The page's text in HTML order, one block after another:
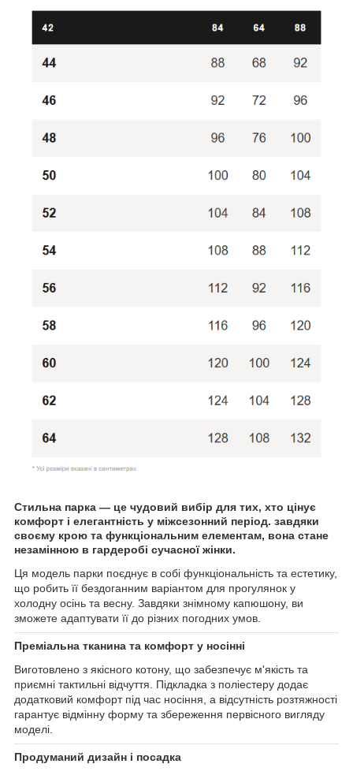
Стильна парка — це чудовий вибір для тих, хто цінує
комфорт і елегантність у міжсезонний період. завдяки
своєму крою та функціональним елементам, вона стане
незамінною в гардеробі сучасної жінки.
Ця модель парки поєднує в собі функціональність та естетику,
що робить її бездоганним варіантом для прогулянок у
холодну осінь та весну. Завдяки знімному капюшону, ви
зможете адаптувати її до різних погодних умов.
Преміальна тканина та комфорт у носінні
Виготовлено з якісного котону, що забезпечує м'якість та
приємні тактильні відчуття. Підкладка з поліестеру додає
додатковий комфорт під час носіння, а відсутність розтяжності
гарантує відмінну форму та збереження первісного вигляду
моделі.
Продуманий дизайн і посадка